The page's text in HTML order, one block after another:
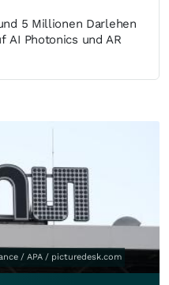
5 Millionen Darlehen
AI Photonics und AR
/ APA / picturedesk.com